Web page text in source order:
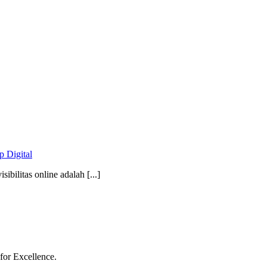
Digital
online adalah [...]
Excellence.